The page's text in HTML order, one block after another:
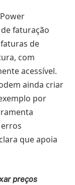
faturação
de
com
acessível.
ainda criar
por
que apoia
preços